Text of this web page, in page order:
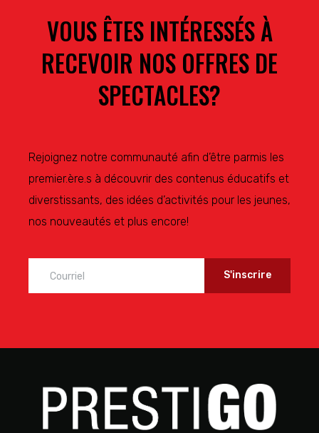
VOUS ÊTES INTÉRESSÉS À
RECEVOIR NOS OFFRES DE
SPECTACLES?
Rejoignez notre communauté afin d’être parmis les
premier.ère.s à découvrir des contenus éducatifs et
diverstissants, des idées d’activités pour les jeunes,
nos nouveautés et plus encore!